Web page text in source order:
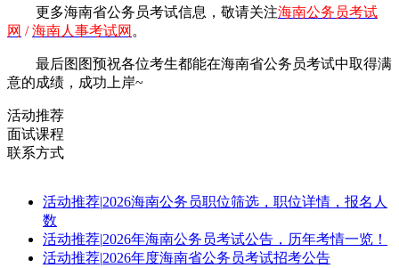
更多海南省公务员考试信息，敬请关注海南公务员考试
网 /海南人事考试网 。
最后图图预祝各位考生都能在海南省公务员考试中取得满
意的成绩，成功上岸~
活动推荐
面试课程
联系方式
活动推荐|2026海南公务员职位筛选，职位详情，报名人
数
活动推荐|2026年海南公务员考试公告，历年考情一览！
活动推荐|2026年度海南省公务员考试招考公告